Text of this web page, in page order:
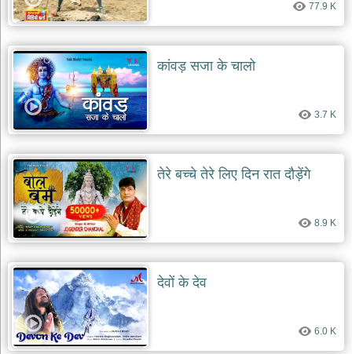
रानी
सती
दादी
भजन
rani
sati
dadi
bhajans
बावा
दयाल
भजन
bawa
lal
dayal
bhajans
देव
भजन
shani
dev
bhajans
आज
77.9 K
कांवड़ सजा के चालो
3.7 K
तेरे बच्चे तेरे लिए दिन रात दौड़ेंगे
8.9 K
देवों के देव
6.0 K